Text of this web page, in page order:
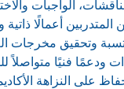
أعمالًا ذاتية
ودعمًا فنيًا متواصلاً
على النزاهة